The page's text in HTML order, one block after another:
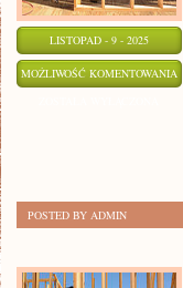
LISTOPAD - 9 - 2025
MOŻLIWOŚĆ KOMENTOWANIA
POSTED BY ADMIN